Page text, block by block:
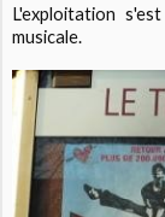
L'exploitation
musicale.